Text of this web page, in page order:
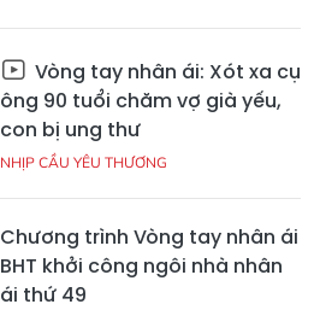
Vòng tay nhân ái: Xót xa cụ
ông 90 tuổi chăm vợ già yếu,
con bị ung thư
NHỊP CẦU YÊU THƯƠNG
Chương trình Vòng tay nhân ái
BHT khởi công ngôi nhà nhân
ái thứ 49